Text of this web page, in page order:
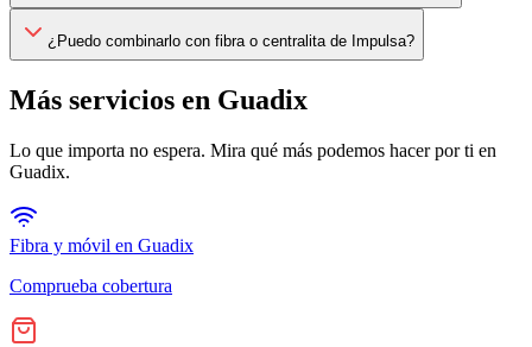
¿Puedo combinarlo con fibra o centralita de Impulsa?
Más servicios en Guadix
Lo que importa no espera. Mira qué más podemos hacer por ti en
Guadix.
Fibra y móvil en Guadix
Comprueba cobertura